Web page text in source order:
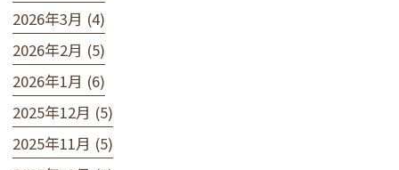
2026年3月 (4)
2026年2月 (5)
2026年1月 (6)
2025年12月 (5)
2025年11月 (5)